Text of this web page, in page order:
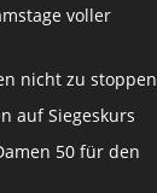
voller
nicht zu stoppen
auf Siegeskurs
50 für den